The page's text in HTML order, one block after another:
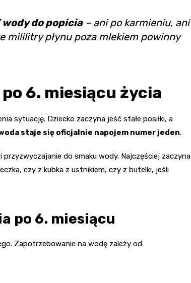
do popicia– ani po karmieniu, ani
mililitry płynu poza mlekiem powinny
6. miesiącu życia
sytuację. Dziecko zaczyna jeść stałe posiłki, a
staje się oficjalnie napojem numer jeden.
do smaku wody. Najczęściej zaczyna
czy z kubka z ustnikiem, czy z butelki, jeśli
po 6. miesiącu
Zapotrzebowanie na wodę zależy od: